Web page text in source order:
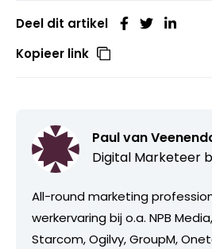
Deel dit artikel
Kopieer link
Paul van
Digital Marketeer
All-round marketing
werkervaring bij o.a. NPB
Starcom, Ogilvy, GroupM,